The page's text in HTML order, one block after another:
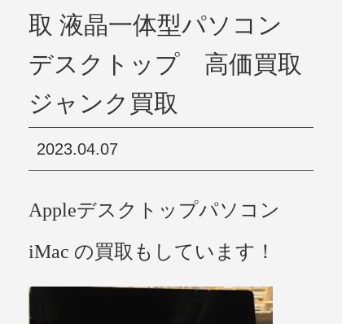
取 液晶一体型パソコン
デスクトップ 高価買取
ジャンク買取
2023.04.07
Appleデスクトップパソコン
iMac の買取もしています！